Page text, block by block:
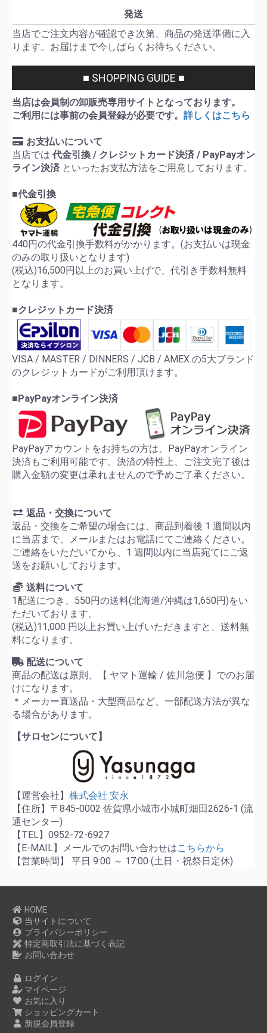
発送
当店でご注文内容が確認でき次第、商品の発送準備に入
ります。お届けまで今しばらくお待ちください。
■ SHOPPING GUIDE ■
当店は会員制の卸販売専用サイトとなっております。
ご利用には事前の会員登録が必要です。 詳しくはこちら
お支払いについて
当店では 代金引換 / クレジットカード決済 / PayPayオン
ライン決済 といったお支払方法をご用意しております。
■代金引換
440円の代金引換手数料がかかります。(お支払いは現金
のみの取り扱いとなります)
(税込)16,500円以上のお買い上げで、代引き手数料無料
となります。
■クレジットカード決済
VISA / MASTER / DINNERS / JCB / AMEX の5大ブランド
のクレジットカードがご利用頂けます。
■PayPayオンライン決済
PayPayアカウントをお持ちの方は、PayPayオンライン
決済もご利用可能です。決済の特性上、ご注文完了後は
購入金額の変更は承れませんので予めご了承ください。
返品・交換について
返品・交換をご希望の場合には、商品到着後 1 週間以内
に当店まで、メールまたはお電話にてご連絡ください。
ご連絡をいただいてから、1 週間以内に当店宛てにご返
送をお願いしております。
送料について
1配送につき、550円の送料(北海道/沖縄は1,650円)をい
ただいております。
(税込)11,000 円以上お買い上げいただきますと、送料無
料になります。
配送について
商品の配送は原則、【 ヤマト運輸 / 佐川急便 】でのお届
けになります。
＊メーカー直送品・大型商品など、一部配送方法が異な
る場合があります。
【サロセンについて】
【運営会社】 株式会社 安永
【住所】〒845-0002 佐賀県小城市小城町畑田2626-1 (流
通センター)
【TEL】0952-72-6927
【E-MAIL】メールでのお問い合わせはこちらから
【営業時間】 平日 9:00 ～ 17:00 (土日・祝祭日定休)
HOME
当サイトについて
プライバシーポリシー
特定商取引法に基づく表記
お問い合わせ
ログイン
マイページ
お気に入り
ショッピングカート
新規会員登録